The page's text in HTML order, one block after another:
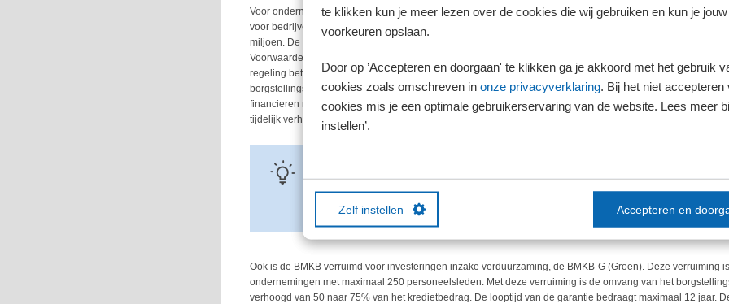
te klikken kun je meer lezen over de cookies die wij gebruiken en kun je jouw
voorkeuren opslaan.
Door op ’Accepteren en doorgaan' te klikken ga je akkoord met het gebruik
cookies zoals omschreven in onze privacyverklaring. Bij het niet accepteren
cookies mis je een optimale gebruikerservaring van de website. Lees meer
instellen’.
Zelf instellen Accepteren en
Voor ondernemers met een financieringsbehoefte, maar onvoldoende onderpand, kan de BMKB uitkomst
voor bedrijven met niet meer dan 250 werknemers (fte’s) in dienst en een jaaromzet tot € 50 miljoen of een
miljoen. De kredietregels inzake omvang, aflossing en looptijd zijn afhankelijk van het bestedingsdoel en
Voorwaarde is wel dat de toekomstperspectieven gunstig zijn en de kredietverstrekker een aanvraag
regeling betreft het borgstellingskrediet 50% van het krediet dat de bank verstrekt. De borg van de overheid
borgstellingskrediet. De BMKB is verruimd tot en met 1 juli 2027. Bedrijven met een kredietbehoefte tot €
financieren met BMKB-krediet en dus niet maximaal de helft van de kredietverstrekking. Verder is het
tijdelijk verhoogd van € 1 miljoen naar € 1,5 miljoen.
Om tegemoet te komen aan de economische gevolgen van de onrust in het Midden-Oosten
20 april 2026 aan het borgstellingskrediet voor de periode 1 juli 2026 tot 1 juli 2027 te willen
75% van het krediet dat de bank verstrekt.
Ook is de BMKB verruimd voor investeringen inzake verduurzaming, de BMKB-G (Groen). Deze verruiming
ondernemingen met maximaal 250 personeelsleden. Met deze verruiming is de omvang van het
verhoogd van 50 naar 75% van het kredietbedrag. De looptijd van de garantie bedraagt maximaal 12 jaar.